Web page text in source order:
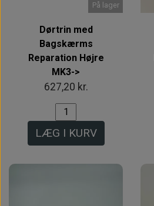
På lager
Dørtrin med
Bagskærms
Reparation Højre
MK3->
627,20 kr.
LÆG I KURV